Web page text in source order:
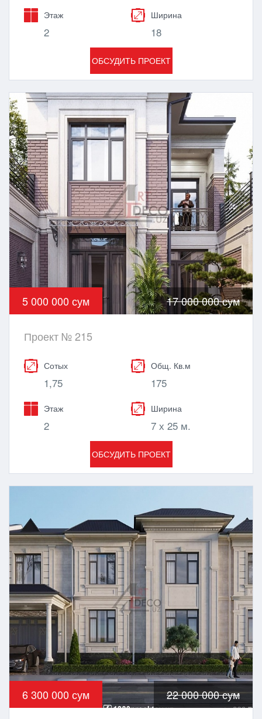
Этаж
2
Ширина
18
ОБСУДИТЬ ПРОЕКТ
5 000 000 сум 17 000 000 сум
Проект № 215
Сотых
1,75
Общ. Кв.м
175
Этаж
2
Ширина
7 х 25 м.
ОБСУДИТЬ ПРОЕКТ
6 300 000 сум 22 000 000 сум